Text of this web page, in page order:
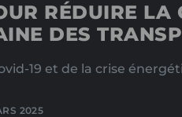
RÉDUIRE LA
DES
19 et de la crise
2025